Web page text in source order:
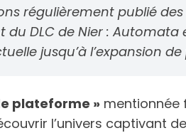
régulièrement publié
DLC de Nier : Automata
jusqu’à l’expansion
plateforme » mentionnée
l’univers captivant